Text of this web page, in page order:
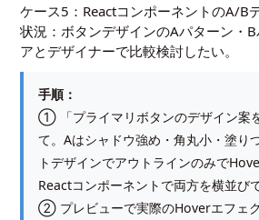
ケース5：ReactコンポーネントのA/B
状況：ボタンデザインのAパターン・
アとデザイナーで比較検討したい。
手順：
① 「プライマリボタンのデザイン案
て。Aはシャドウ強め・角丸小・塗り
トデザインでアウトラインのみで
Reactコンポーネントで両方を横並び
② プレビューで実際のHoverエフェ